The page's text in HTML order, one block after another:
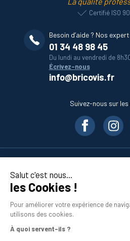
Salut c'est nous...
les Cookies !
Pour améliorer votre expérience de
utilisons des cookies.
À quoi servent-ils ?
Certifié ISO
Besoin d’aide ? Nos
01 34 48 98 45
Du lundi au vendredi de
Écrivez-nous
info@bricovis.fr
Suivez-nous sur les
En savoir plus